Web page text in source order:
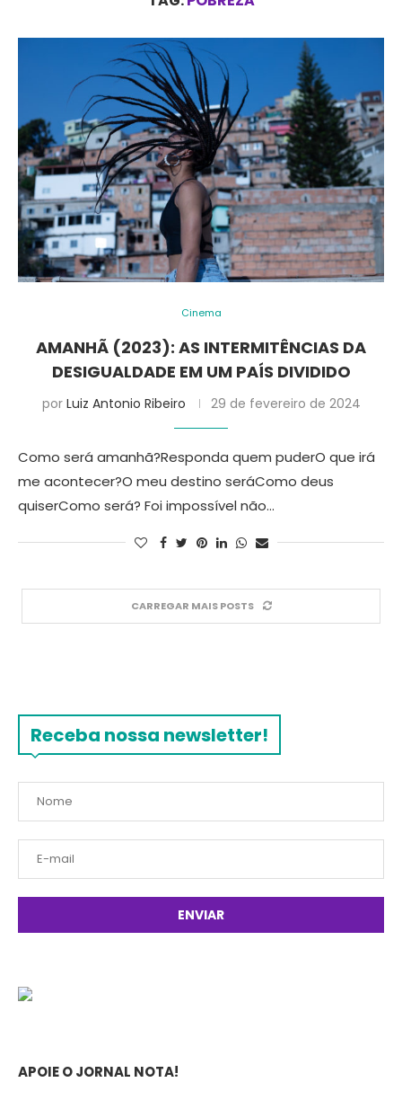
Cinema
AMANHÃ (2023): AS INTERMITÊNCIAS DA
DESIGUALDADE EM UM PAÍS DIVIDIDO
por Luiz Antonio Ribeiro 29 de fevereiro de 2024
Como será amanhã?Responda quem puderO que irá
me acontecer?O meu destino seráComo deus
quiserComo será? Foi impossível não…
CARREGAR MAIS POSTS
Receba nossa newsletter!
APOIE O JORNAL NOTA!